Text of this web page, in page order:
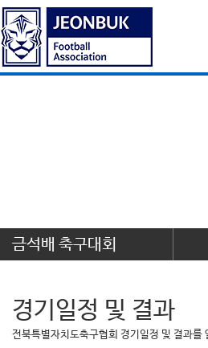
금석배 축구대회
경기일정 및 결과
전북특별자치도축구협회 경기일정 및 결과를